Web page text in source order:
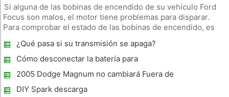
Si alguna de las bobinas de encendido de su vehículo Ford
Focus son malos, el motor tiene problemas para disparar.
Para comprobar el estado de las bobinas de encendido, es
miden en ohmios. La posición y el proceso de eliminación de
las bobinas
¿Qué pasa si su transmisión se apaga?
Cómo desconectar la batería para
solucionar un alternador
2005 Dodge Magnum no cambiará Fuera de
Park
DIY Spark descarga